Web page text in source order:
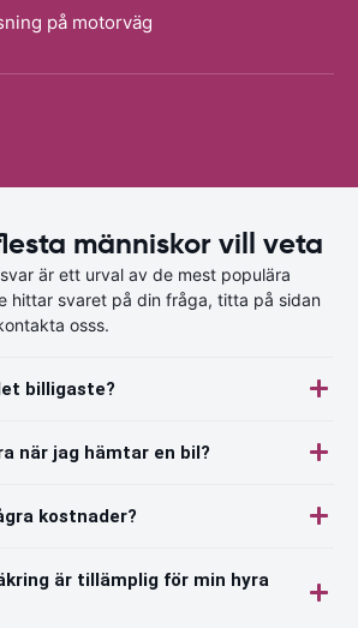
på motorväg
människor vill veta
är ett urval av de mest populära
hittar svaret på din fråga, titta på sidan
osss.
billigaste?
när jag hämtar en bil?
kostnader?
är tillämplig för min hyra